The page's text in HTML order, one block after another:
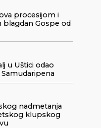
procesijom i
blagdan Gospe od
u Uštici odao
nadmetanja
klupskog